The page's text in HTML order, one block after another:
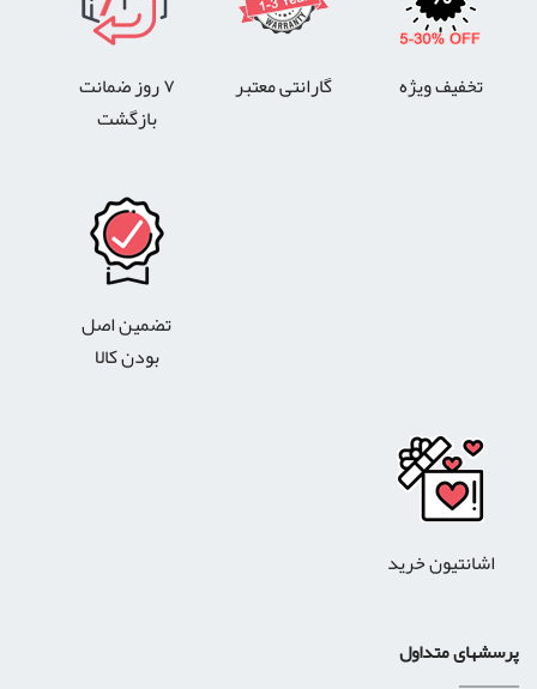
تخفیف ویژه گارانتی معتبر
۷ روز ضمانت
بازگشت
تضمین اصل
بودن کالا
اشانتیون خرید
پرسشهای متداول